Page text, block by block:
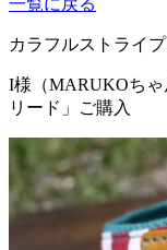
一覧に戻る
カラフルストライ
I様（MARUKOちゃ
リード」ご購入